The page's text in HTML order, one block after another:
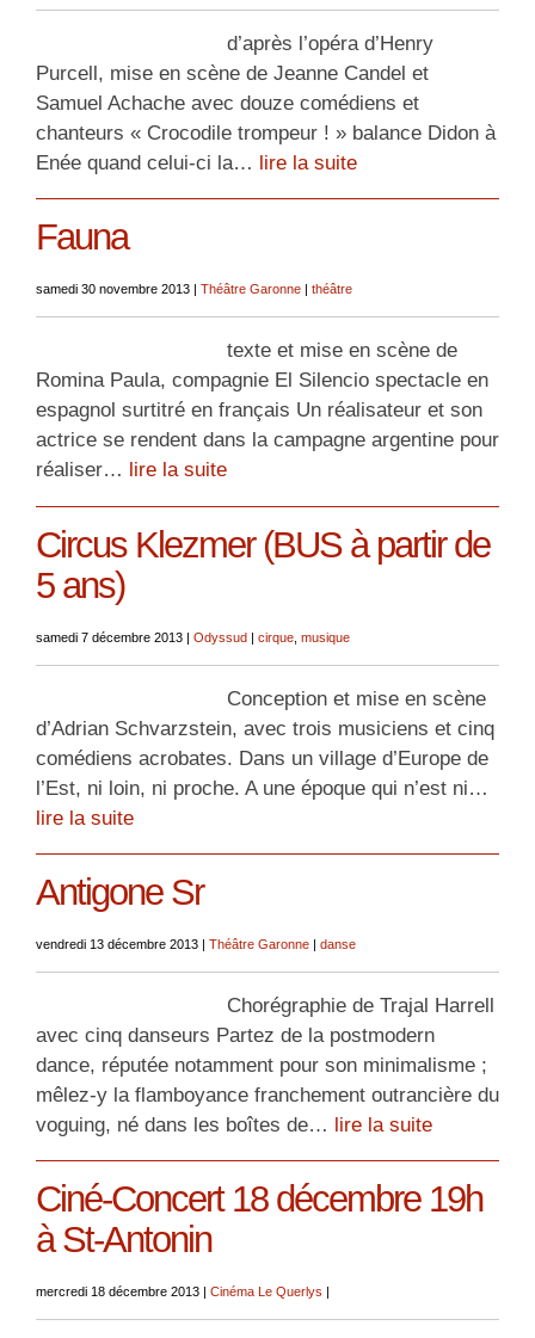
d’après l’opéra d’Henry
Purcell, mise en scène de Jeanne Candel et
Samuel Achache avec douze comédiens et
chanteurs « Crocodile trompeur ! » balance Didon à
Enée quand celui-ci la… lire la suite
Fauna
samedi 30 novembre 2013 Théâtre Garonne théâtre
texte et mise en scène de
Romina Paula, compagnie El Silencio spectacle en
espagnol surtitré en français Un réalisateur et son
actrice se rendent dans la campagne argentine pour
réaliser… lire la suite
Circus Klezmer (BUS à partir de
5 ans)
samedi 7 décembre 2013 | Odyssud | cirque musique
Conception et mise en scène
d’Adrian Schvarzstein, avec trois musiciens et cinq
comédiens acrobates. Dans un village d’Europe de
l’Est, ni loin, ni proche. A une époque qui n’est ni…
lire la suite
Antigone Sr
vendredi 13 décembre 2013 | Théâtre Garonne | danse
Chorégraphie de Trajal Harrell
avec cinq danseurs Partez de la postmodern
dance, réputée notamment pour son minimalisme ;
mêlez-y la flamboyance franchement outrancière du
voguing, né dans les boîtes de… lire la suite
Ciné-Concert 18 décembre 19h
à St-Antonin
mercredi 18 décembre 2013 Cinéma Le Querlys